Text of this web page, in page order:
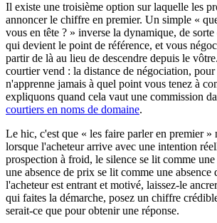
Il existe une troisième option sur laquelle les
annoncer le chiffre en premier. Un simple «
vous en tête ? » inverse la dynamique, de
qui devient le point de référence, et vous
partir de là au lieu de descendre depuis le
courtier vend : la distance de négociation,
n'apprenne jamais à quel point vous tenez à
expliquons quand cela vaut une commission
courtiers en noms de domaine.
Le hic, c'est que « les faire parler en premier »
lorsque l'acheteur arrive avec une intention
prospection à froid, le silence se lit comme
une absence de prix se lit comme une
l'acheteur est entrant et motivé, laissez-le
qui faites la démarche, posez un chiffre
serait-ce que pour obtenir une réponse.